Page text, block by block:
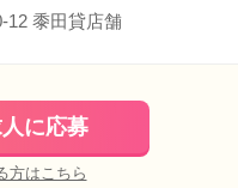
12 黍田貸店舗
に応募
方はこちら